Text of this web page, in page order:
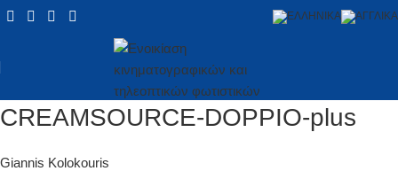
CREAMSOURCE-DOPPIO-plus
Giannis Kolokouris